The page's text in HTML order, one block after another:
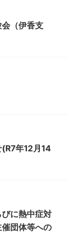
会（伊香支
年12月14
に熱中症対
団体等への